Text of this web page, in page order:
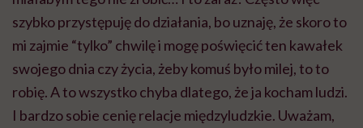
szybko przystępuję do działania, bo uznaję, że skoro to
mi zajmie “tylko” chwilę i mogę poświęcić ten kawałek
swojego dnia czy życia, żeby komuś było milej, to to
robię. A to wszystko chyba dlatego, że ja kocham ludzi.
I bardzo sobie cenię relacje międzyludzkie. Uważam,